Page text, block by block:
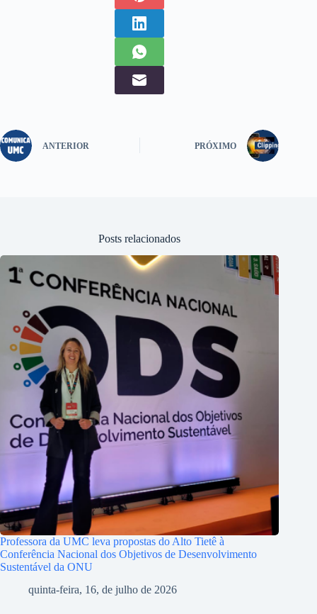
ANTERIOR PRÓXIMO
Posts relacionados
Professora da UMC leva propostas do Alto Tietê à
Conferência Nacional dos Objetivos de Desenvolvimento
Sustentável da ONU
quinta-feira, 16, de julho de 2026